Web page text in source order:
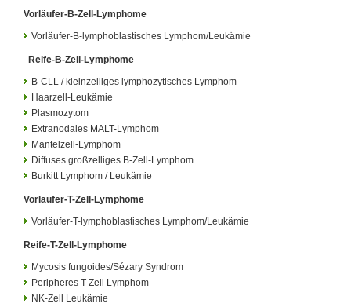
Vorläufer-B-Zell-Lymphome
Vorläufer-B-lymphoblastisches Lymphom/Leukämie
Reife-B-Zell-Lymphome
B-CLL / kleinzelliges lymphozytisches Lymphom
Haarzell-Leukämie
Plasmozytom
Extranodales MALT-Lymphom
Mantelzell-Lymphom
Diffuses großzelliges B-Zell-Lymphom
Burkitt Lymphom / Leukämie
Vorläufer-T-Zell-Lymphome
Vorläufer-T-lymphoblastisches Lymphom/Leukämie
Reife-T-Zell-Lymphome
Mycosis fungoides/Sézary Syndrom
Peripheres T-Zell Lymphom
NK-Zell Leukämie